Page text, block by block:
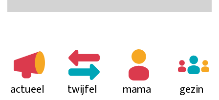
actueel twijfel mama gezin